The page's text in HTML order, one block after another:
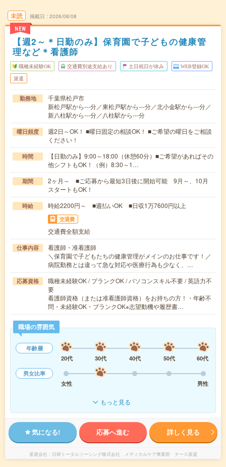
未読
NEW
掲載日 2026/08/08
【週2～＊日勤のみ】保育園で子どもの健康管
理など＊看護師
職種未経験OK 交通費別途支給あり 土日祝日が休み WEB登録OK
派遣
勤務地
千葉県松戸市
新松戸駅から---分／東松戸駅から---分／北小金駅から---分／
新八柱駅から---分／八柱駅から---分
曜日頻度
週2日～OK！ ■曜日固定の相談OK！ ■ご希望の曜日をご相談
ください！
時間
【日勤のみ】9:00～18:00（休憩60分）■ご希望があればその
他シフトもOK！（例）8:30～1…
期間
2ヶ月～ ■ご応募から最短3日後に開始可能 9月～、10月
スタートもOK！
時給 時給2200円～ ■週払いOK ■日収1万7600円以上
交通費
交通費全額支給
仕事内容
看護師・准看護師
＼保育園で子どもたちの健康管理がメインのお仕事です！／
病院勤務とは違って急な対応や医療行為も少なく、…
応募資格
職種未経験OK / ブランクOK / パソコンスキル不要 / 英語力不
要
看護師資格（または准看護師資格）をお持ちの方！・年齢不
問・未経験OK・ブランクOK※志望動機や履歴書…
職場の雰囲気
年齢層
20代
30代 40代 50代
60代
男女比率
女性
男性
もっと見る
気になる! 応募へ進む 詳しく見る
派遣会社 日研トータルソーシング株式会社 メディカルケア事業部 ナース派遣